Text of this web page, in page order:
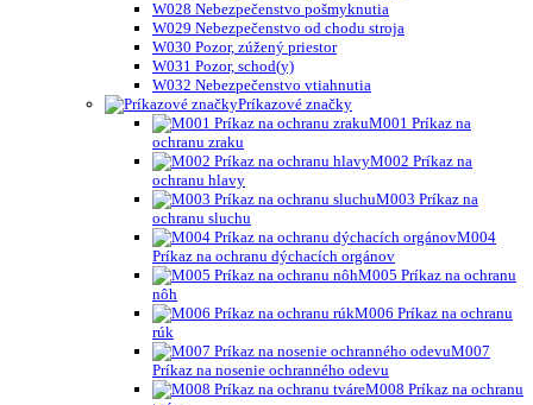
W028 Nebezpečenstvo pošmyknutia
W029 Nebezpečenstvo od chodu stroja
W030 Pozor, zúžený priestor
W031 Pozor, schod(y)
W032 Nebezpečenstvo vtiahnutia
Príkazové značky
M001 Príkaz na
ochranu zraku
M002 Príkaz na
ochranu hlavy
M003 Príkaz na
ochranu sluchu
M004
Príkaz na ochranu dýchacích orgánov
M005 Príkaz na ochranu
nôh
M006 Príkaz na ochranu
rúk
M007
Príkaz na nosenie ochranného odevu
M008 Príkaz na ochranu